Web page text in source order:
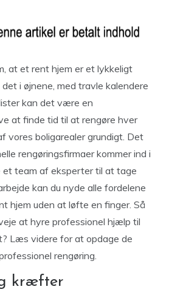
at et rent hjem er et lykkeligt
i øjnene, med travle kalendere
kan det være en
at finde tid til at rengøre hver
vores boligarealer grundigt. Det
rengøringsfirmaer kommer ind i
et team af eksperter til at tage
kan du nyde alle fordelene
hjem uden at løfte en finger. Så
at hyre professionel hjælp til
Læs videre for at opdage de
rengøring.
kræfter